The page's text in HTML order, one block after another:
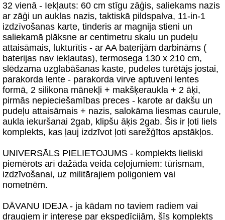
32 vienā - Iekļauts: 60 cm stīgu zāģis, saliekams nazis
ar zāģi un auklas nazis, taktiskā pildspalva, 11-in-1
izdzīvošanas karte, tinderis ar magnija stieni un
saliekamā plāksne ar centimetru skalu un pudeļu
attaisāmais, lukturītis - ar AA baterijām darbināms (
baterijas nav iekļautas), termosega 130 x 210 cm,
slēdzama uzglabāšanas kaste, pudeles turētājs jostai,
parakorda lente - parakorda virve aptuveni lentes
formā, 2 silikona mānekļi + makšķeraukla + 2 āķi,
pirmās nepieciešamības preces - karote ar dakšu un
pudeļu attaisāmais + nazis, salokāma liesmas caurule,
aukla iekuršanai 2gab, klipšu āķis 2gab. Šis ir ļoti liels
komplekts, kas ļauj izdzīvot ļoti sarežģītos apstākļos.
UNIVERSĀLS PIELIETOJUMS - komplekts lieliski
piemērots arī dažāda veida ceļojumiem: tūrismam,
izdzīvošanai, uz militārajiem poligoniem vai
nometnēm.
DĀVANU IDEJA - ja kādam no taviem radiem vai
draugiem ir interese par ekspedīcijām, šīs komplekts